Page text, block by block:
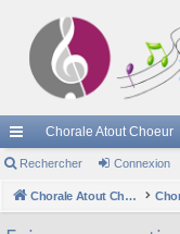
cc
ès
ra
Chorale Atout Choeur
Rechercher Connexion
Chorale Atout Choeur